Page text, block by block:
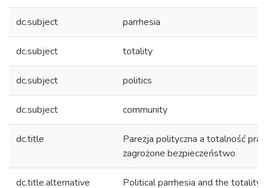
dc.subject parrhesia
dc.subject totality
dc.subject politics
dc.subject community
dc.title
Parezja polityczna a totalność
zagrożone bezpieczeństwo
dc.title.alternative
Political parrhesia and the totality